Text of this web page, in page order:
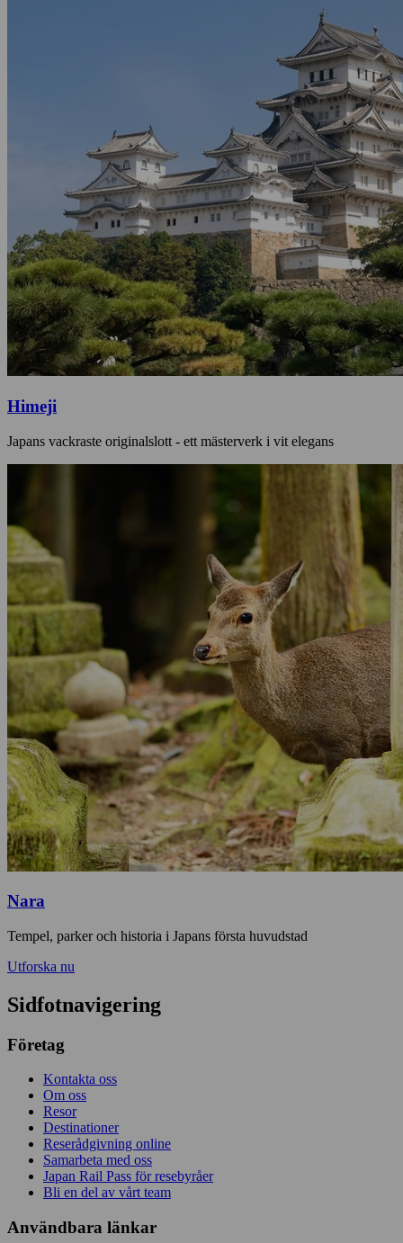
Himeji
Japans vackraste originalslott - ett mästerverk i vit elegans
Nara
Tempel, parker och historia i Japans första huvudstad
Utforska nu
Sidfotnavigering
Företag
Kontakta oss
Om oss
Resor
Destinationer
Reserådgivning online
Samarbeta med oss
Japan Rail Pass för resebyråer
Bli en del av vårt team
Användbara länkar